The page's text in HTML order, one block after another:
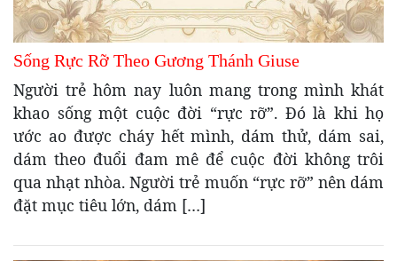
Sống Rực Rỡ Theo Gương Thánh Giuse
Người trẻ hôm nay luôn mang trong mình khát
khao sống một cuộc đời “rực rỡ”. Đó là khi họ
ước ao được cháy hết mình, dám thử, dám sai,
dám theo đuổi đam mê để cuộc đời không trôi
qua nhạt nhòa. Người trẻ muốn “rực rỡ” nên dám
đặt mục tiêu lớn, dám […]